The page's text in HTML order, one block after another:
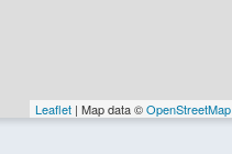
Leaflet | Map data ©OpenStreetMap